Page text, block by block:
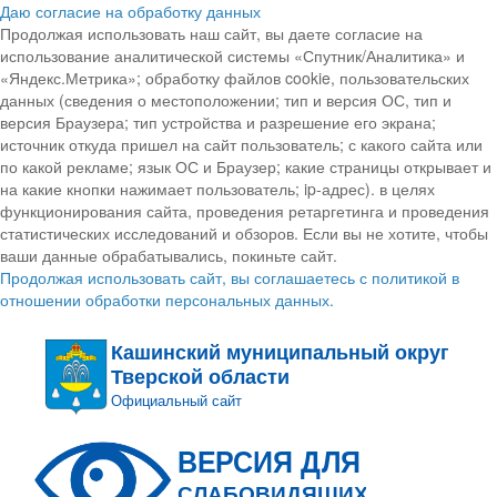
Даю согласие на обработку данных
Продолжая использовать наш сайт, вы даете согласие на
использование аналитической системы «Спутник/Аналитика» и
«Яндекс.Метрика»; обработку файлов cookie, пользовательских
данных (сведения о местоположении; тип и версия ОС, тип и
версия Браузера; тип устройства и разрешение его экрана;
источник откуда пришел на сайт пользователь; с какого сайта или
по какой рекламе; язык ОС и Браузер; какие страницы открывает и
на какие кнопки нажимает пользователь; ip-адрес). в целях
функционирования сайта, проведения ретаргетинга и проведения
статистических исследований и обзоров. Если вы не хотите, чтобы
ваши данные обрабатывались, покиньте сайт.
Продолжая использовать сайт, вы соглашаетесь с политикой в
отношении обработки персональных данных.